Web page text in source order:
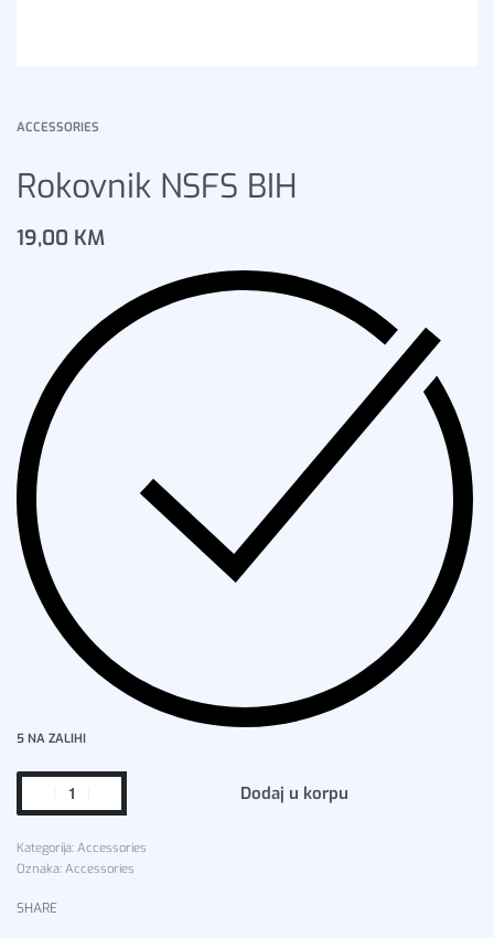
ACCESSORIES
Rokovnik NSFS BIH
19,00 KM
5 NA ZALIHI
Dodaj u korpu
Kategorija: Accessories
Oznaka: Accessories
SHARE